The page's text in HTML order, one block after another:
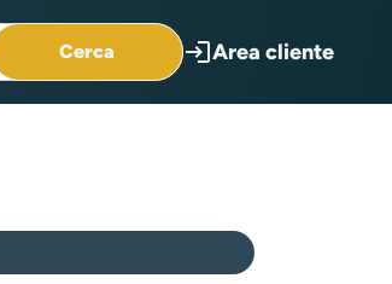
Cerca loginArea cliente